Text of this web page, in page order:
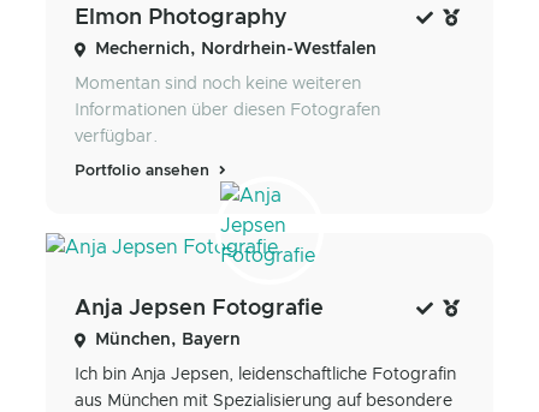
Elmon Photography
Mechernich, Nordrhein-Westfalen
Momentan sind noch keine weiteren
Informationen über diesen Fotografen
verfügbar.
Portfolio ansehen
Anja Jepsen Fotografie
München, Bayern
Ich bin Anja Jepsen, leidenschaftliche Fotografin
aus München mit Spezialisierung auf besondere